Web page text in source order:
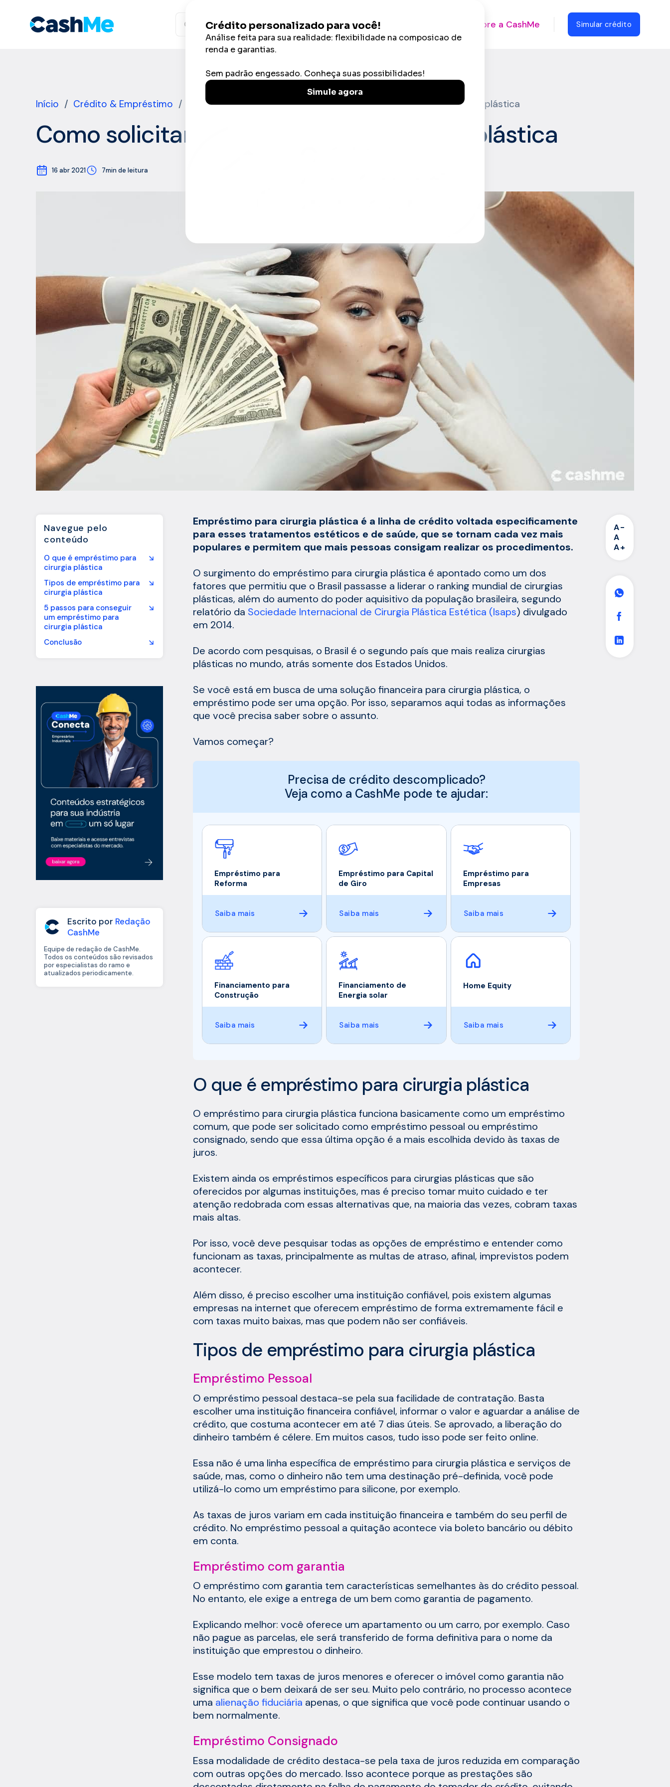
Categorias Sobre a CashMe Simular crédito
Início / Crédito & Empréstimo / Tipos de empréstimos / Como solicitar empréstimo para cirurgia plástica
Como solicitar empréstimo para cirurgia plástica
16 abr 2021 7min de leitura
Navegue pelo
conteúdo
O que é empréstimo para
cirurgia plástica
Tipos de empréstimo para
cirurgia plástica
5 passos para conseguir
um empréstimo para
cirurgia plástica
Conclusão
Escrito por Redação
CashMe
Equipe de redação de CashMe.
Todos os conteúdos são revisados
por especialistas do ramo e
atualizados periodicamente.
Empréstimo para cirurgia plástica é a linha de crédito voltada especificamente
para esses tratamentos estéticos e de saúde, que se tornam cada vez mais
populares e permitem que mais pessoas consigam realizar os procedimentos.
O surgimento do empréstimo para cirurgia plástica é apontado como um dos
fatores que permitiu que o Brasil passasse a liderar o ranking mundial de cirurgias
plásticas, além do aumento do poder aquisitivo da população brasileira, segundo
relatório da Sociedade Internacional de Cirurgia Plástica Estética (Isaps) divulgado
em 2014.
De acordo com pesquisas, o Brasil é o segundo país que mais realiza cirurgias
plásticas no mundo, atrás somente dos Estados Unidos.
Se você está em busca de uma solução financeira para cirurgia plástica, o
empréstimo pode ser uma opção. Por isso, separamos aqui todas as informações
que você precisa saber sobre o assunto.
Vamos começar?
Precisa de crédito descomplicado?
Veja como a CashMe pode te ajudar:
Empréstimo para
Reforma
Saiba mais
Empréstimo para Capital
de Giro
Saiba mais
Empréstimo para
Empresas
Saiba mais
Financiamento para
Construção
Saiba mais
Financiamento de
Energia solar
Saiba mais
Home Equity
Saiba mais
O que é empréstimo para cirurgia plástica
O empréstimo para cirurgia plástica funciona basicamente como um empréstimo
comum, que pode ser solicitado como empréstimo pessoal ou empréstimo
consignado, sendo que essa última opção é a mais escolhida devido às taxas de
juros.
Existem ainda os empréstimos específicos para cirurgias plásticas que são
oferecidos por algumas instituições, mas é preciso tomar muito cuidado e ter
atenção redobrada com essas alternativas que, na maioria das vezes, cobram taxas
mais altas.
Por isso, você deve pesquisar todas as opções de empréstimo e entender como
funcionam as taxas, principalmente as multas de atraso, afinal, imprevistos podem
acontecer.
Além disso, é preciso escolher uma instituição confiável, pois existem algumas
empresas na internet que oferecem empréstimo de forma extremamente fácil e
com taxas muito baixas, mas que podem não ser confiáveis.
Tipos de empréstimo para cirurgia plástica
Empréstimo Pessoal
O empréstimo pessoal destaca-se pela sua facilidade de contratação. Basta
escolher uma instituição financeira confiável, informar o valor e aguardar a análise de
crédito, que costuma acontecer em até 7 dias úteis. Se aprovado, a liberação do
dinheiro também é célere. Em muitos casos, tudo isso pode ser feito online.
Essa não é uma linha específica de empréstimo para cirurgia plástica e serviços de
saúde, mas, como o dinheiro não tem uma destinação pré-definida, você pode
utilizá-lo como um empréstimo para silicone, por exemplo.
As taxas de juros variam em cada instituição financeira e também do seu perfil de
crédito. No empréstimo pessoal a quitação acontece via boleto bancário ou débito
em conta.
Empréstimo com garantia
O empréstimo com garantia tem características semelhantes às do crédito pessoal.
No entanto, ele exige a entrega de um bem como garantia de pagamento.
Explicando melhor: você oferece um apartamento ou um carro, por exemplo. Caso
não pague as parcelas, ele será transferido de forma definitiva para o nome da
instituição que emprestou o dinheiro.
Esse modelo tem taxas de juros menores e oferecer o imóvel como garantia não
significa que o bem deixará de ser seu. Muito pelo contrário, no processo acontece
uma alienação fiduciária apenas, o que significa que você pode continuar usando o
bem normalmente.
Empréstimo Consignado
Essa modalidade de crédito destaca-se pela taxa de juros reduzida em comparação
com outras opções do mercado. Isso acontece porque as prestações são
A-
A
A+